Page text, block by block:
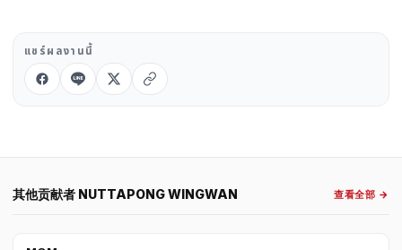
แชร์ผลงานนี้
其他贡献者 NUTTAPONG WINGWAN 查看全部 →